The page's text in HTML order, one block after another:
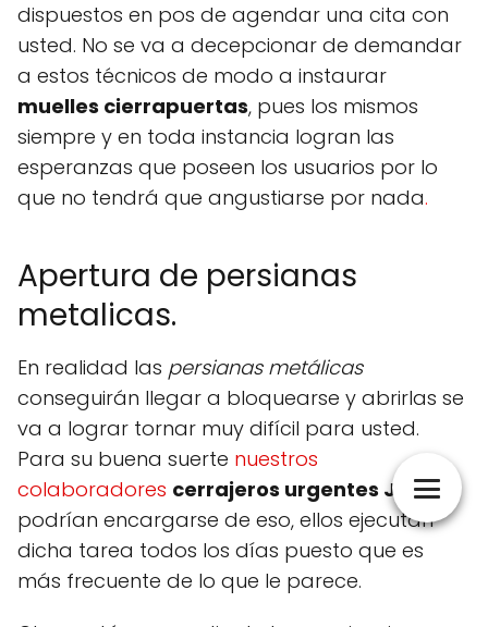
dispuestos en pos de agendar una cita con
usted. No se va a decepcionar de demandar
a estos técnicos de modo a instaurar
muelles cierrapuertas, pues los mismos
siempre y en toda instancia logran las
esperanzas que poseen los usuarios por lo
que no tendrá que angustiarse por nada.
Apertura de persianas
metalicas.
En realidad las persianas metálicas
conseguirán llegar a bloquearse y abrirlas se
va a lograr tornar muy difícil para usted.
Para su buena suerte nuestros
colaboradores cerrajeros urgentes Jumilla
podrían encargarse de eso, ellos ejecutan
dicha tarea todos los días puesto que es
más frecuente de lo que le parece.